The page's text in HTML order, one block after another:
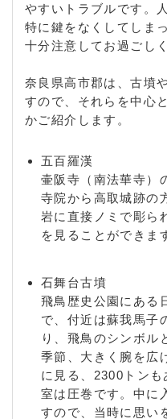
やすいトラブルです。
特に鍵をなくしてしま
十分注意してお過ごし
奈良県高市郡は、古墳
すので、それらを中心
かご紹介します。
五百羅漢
壷阪寺（南法華寺）
寺院から高取城跡の
岩に直接ノミで彫ら
を見ることができま
石舞台古墳
飛鳥歴史公園にある
で、付近は蘇我馬子
り、飛鳥のシンボル
季節、大きく腕を広
に見る、2300トン
室は圧巻です。中に
すので、当時に思い